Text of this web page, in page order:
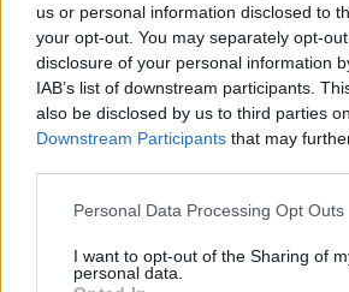
us or personal information disclosed to
your opt-out. You may separately opt-
disclosure of your personal information
IAB’s list of downstream participants.
also be disclosed by us to third parties
Downstream Participants that may
Please note that this website/app uses
not limited to your visit or usage
grant or deny consent to Google and its
Personal Data Processing Opt Outs
I want to opt-out of the Sharing of
personal data.
Lifestyle Videos